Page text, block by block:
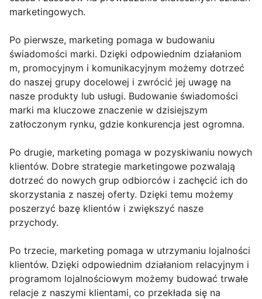
marketingowych.
Po pierwsze, marketing pomaga w budowaniu
świadomości marki. Dzięki odpowiednim działaniom
m, promocyjnym i komunikacyjnym możemy dotrzeć
do naszej grupy docelowej i zwrócić jej uwagę na
nasze produkty lub usługi. Budowanie świadomości
marki ma kluczowe znaczenie w dzisiejszym
zatłoczonym rynku, gdzie konkurencja jest ogromna.
Po drugie, marketing pomaga w pozyskiwaniu nowych
klientów. Dobre strategie marketingowe pozwalają
dotrzeć do nowych grup odbiorców i zachęcić ich do
skorzystania z naszej oferty. Dzięki temu możemy
poszerzyć bazę klientów i zwiększyć nasze
przychody.
Po trzecie, marketing pomaga w utrzymaniu lojalności
klientów. Dzięki odpowiednim działaniom relacyjnym i
programom lojalnościowym możemy budować trwałe
relacje z naszymi klientami, co przekłada się na